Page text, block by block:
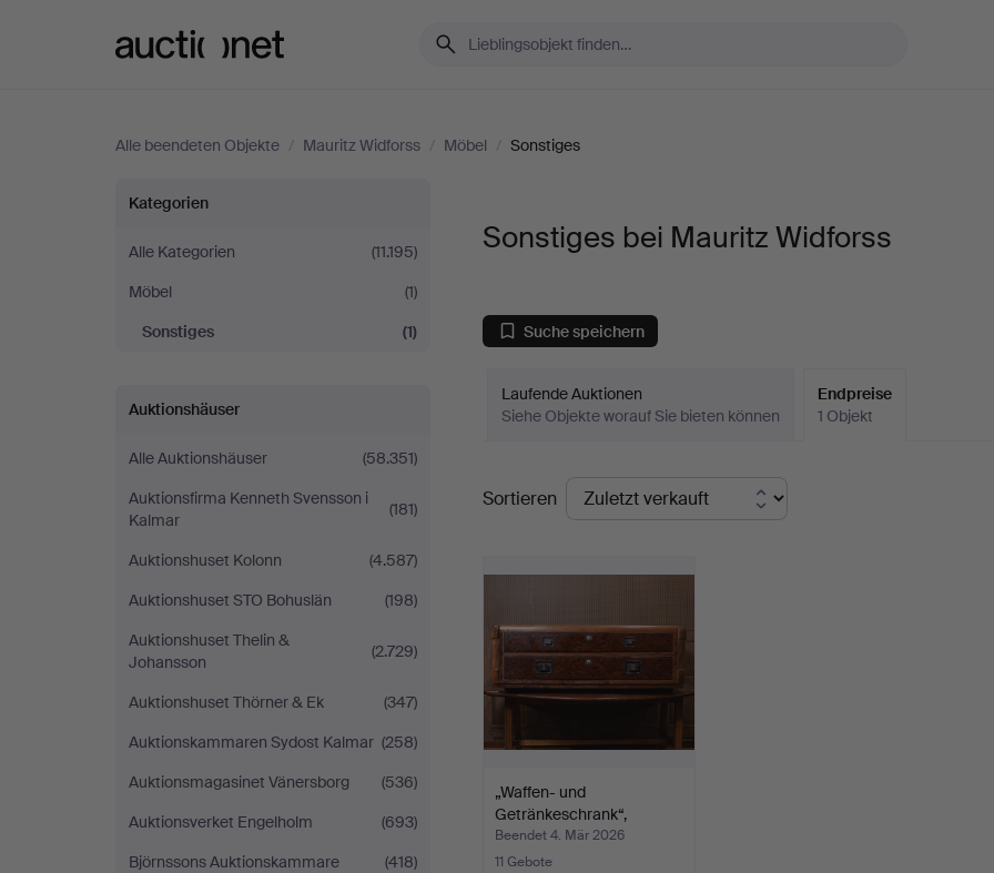
Alle beendeten Objekte / Mauritz Widforss / Möbel / Sonstiges
Sonstiges
bei
Mauritz
Kategorien
Alle Kategorien
(11.195)
Möbel
(1)
Sonstiges
(1)
Auktionshäuser
Alle Auktionshäuser
(58.351)
Auktionsfirma Kenneth Svensson i
Kalmar
(181)
Auktionshuset Kolonn
(4.587)
Auktionshuset STO Bohuslän
(198)
Auktionshuset Thelin &
Johansson
(2.729)
Auktionshuset Thörner & Ek
(347)
Auktionskammaren Sydost Kalmar (258)
Auktionsmagasinet Vänersborg
(536)
Auktionsverket Engelholm
(693)
Björnssons Auktionskammare
(418)
Sonstiges bei Mauritz Widforss
Suche speichern
Laufende Auktionen
Siehe Objekte worauf Sie bieten können
Endpreise
1 Objekt
Endpreise
Sortieren
„Waffen- und
Getränkeschrank“,
Balindore.
Beendet 4. Mär 2026
11 Gebote